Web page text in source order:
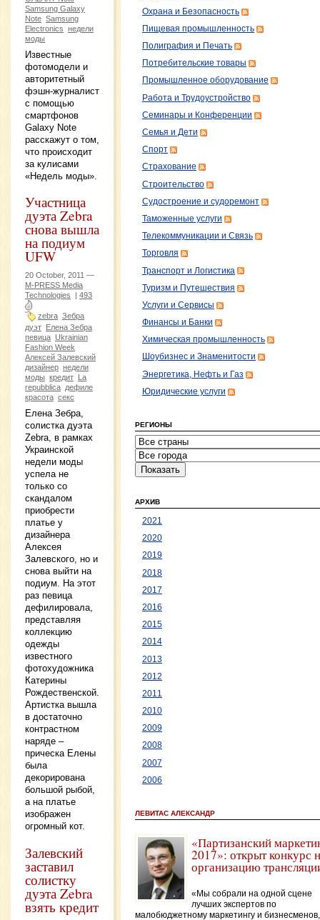
Samsung Galaxy
Note Samsung
Electronics недели
моды
Известные
фотомодели и
авторитетный
фэшн-журналист
с помощью
смартфонов
Galaxy Note
расскажут о том,
что происходит
за кулисами
«Недель моды».
Участница
дуэта Zebra
снова вышла
на подиум
UFW
20 October, 2011 —
M-PRESS Media
Technologies
493
zebra Зебра
дуэт
Елена Зебра
певица Ukrainian
Fashion Week
Алексей Залевский
дизайнер недели
моды кредит
La
repubblica дефиле
красота секс
Елена Зебра,
солистка дуэта
Zebra, в рамках
Украинской
недели моды
успела не
только со
скандалом
приобрести
платье у
дизайнера
Алексея
Залевского, но и
снова выйти на
подиум. На этот
раз певица
дефилировала,
представляя
коллекцию
одежды
известного
фотохудожника
Катерины
Рождественской.
Артистка вышла
в достаточно
контрастном
наряде –
прическа Елены
была
декорирована
большой рыбой,
а на платье
изображен
огромный кот.
Залевский
заставил
солистку
дуэта Zebra
взять кредит
Охрана и Безопасность
Пищевая промышленность
Полиграфия и Печать
Потребительские товары
Промышленное оборудование
Работа и Трудоустройство
Семинары и Конференции
Семья и Дети
Спорт
Страхование
Строительство
Судостроение и судоремонт
Таможенные услуги
Телекоммуникации и Связь
Торговля
Транспорт и Логистика
Туризм и Путешествия
Услуги и Сервисы
Финансы и Банки
Химическая промышленность
Шоубизнес и Знаменитости
Энергетика, Нефть и Газ
Юридические услуги
РЕГИОНЫ
АРХИВ
2021
2020
2019
2018
2017
2016
2015
2014
2013
2012
2011
2010
2009
2008
2007
2006
ЛЕВИТАС АЛЕКСАНДР
«Партизанский
2017»: открыт конкурс
организацию
«Мы собрали на одной сцене
лучших экспертов по
малобюджетному маркетингу и бизнесменов,